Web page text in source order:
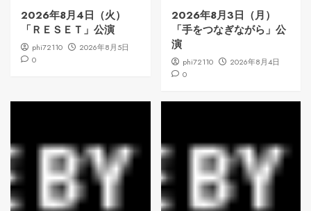
2026年8月4日（火）
「ＲＥＳＥＴ」公演
phi72110
2026年8月5日
0
2026年8月3日（月）
「手をつなぎながら」公
演
phi72110
2026年8月4日
0